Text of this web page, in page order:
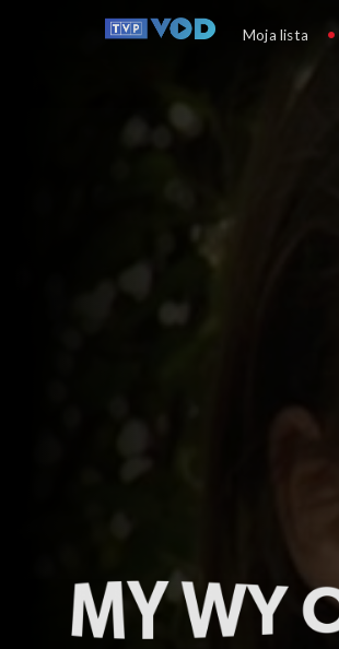
My Wy Oni
Moja lista